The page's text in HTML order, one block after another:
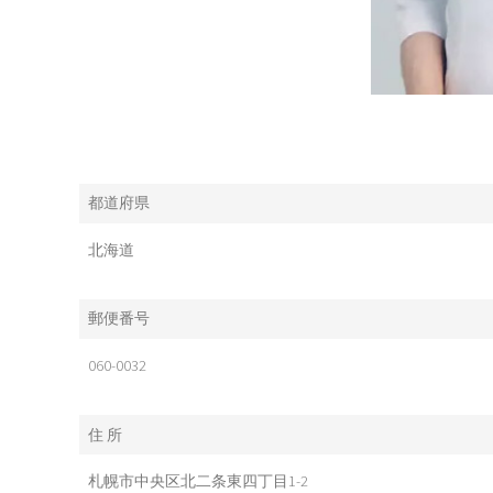
都道府県
北海道
郵便番号
060-0032
住 所
札幌市中央区北二条東四丁目1-2